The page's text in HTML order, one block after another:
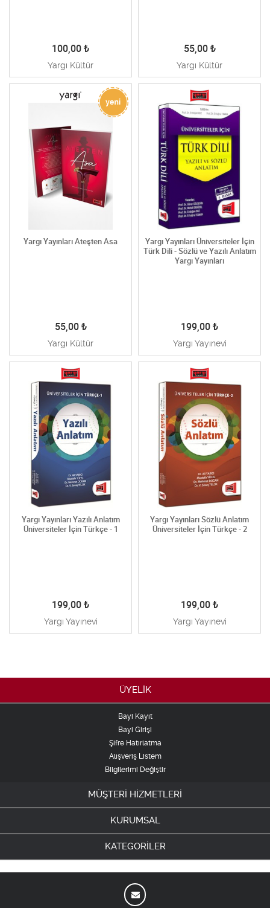
100,00 ₺
Yargı Kültür
55,00₺
Yargı Kültür
Yargı Yayınları Ateşten Asa
55,00₺
Yargı Kültür
Yargı Yayınları Üniversiteler İçin
Türk Dili - Sözlü ve Yazılı Anlatım
Yargı Yayınları
199,00 ₺
Yargı Yayınevi
Yargı Yayınları Yazılı Anlatım
Üniversiteler İçin Türkçe - 1
199,00 ₺
Yargı Yayınevi
Yargı Yayınları Sözlü Anlatım
Üniversiteler İçin Türkçe - 2
199,00 ₺
Yargı Yayınevi
ÜYELİK
Bayi Kayıt
Bayi Girişi
Şifre Hatırlatma
Alışveriş Listem
Bilgilerimi Değiştir
MÜŞTERİ HİZMETLERİ
KURUMSAL
KATEGORİLER